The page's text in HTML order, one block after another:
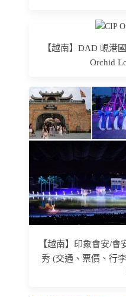
【越南】DAD 峴港
Orchid
【越南】印象會安/
秀 (交通、票價、行